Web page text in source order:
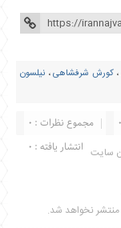
کورش شرفشاهی، نیلسون
مجموع نظرات : 0
انتشار یافته : 0 سایت
منتشر نخواهد شد.